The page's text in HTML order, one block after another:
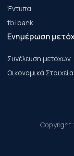
Έντυπα
tbi bank
Ενημέρωση
Συνέλευση μετόχων
Οικονομικά Στοιχεία
Copyright